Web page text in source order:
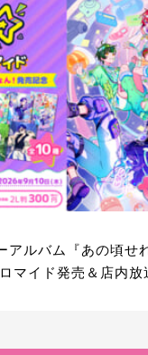
アルバム『あの頃せ
マイド発売＆店内